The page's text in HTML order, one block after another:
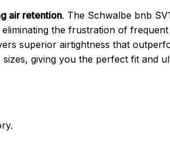
air retention. The Schwalbe bnb
the frustration of
superior airtightness that
giving you the perfect fit and